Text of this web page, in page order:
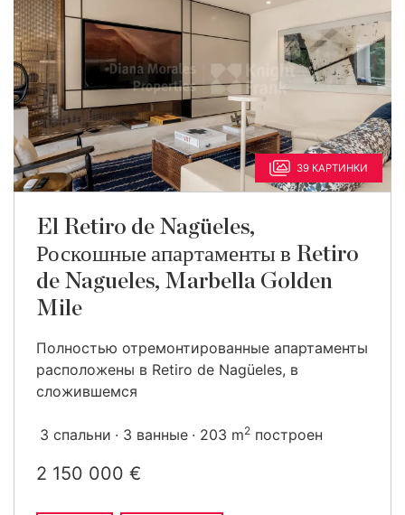
39 КАРТИНКИ
El Retiro de Nagüeles,
Роскошные апартаменты в Retiro
de Nagueles, Marbella Golden
Mile
Полностью отремонтированные апартаменты
расположены в Retiro de Nagüeles, в
сложившемся
3 спальни 3 ванные 203 m2 построен
2 150 000 €